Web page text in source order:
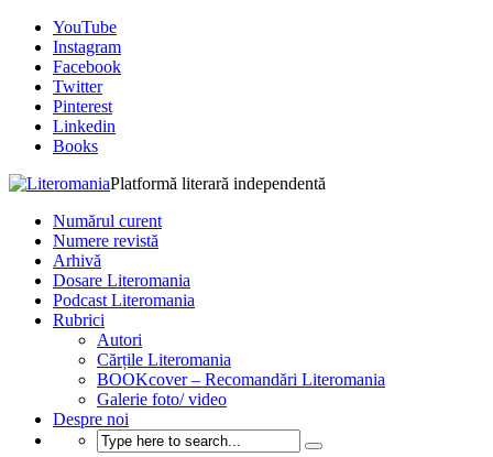
YouTube
Instagram
Facebook
Twitter
Pinterest
Linkedin
Books
Platformă literară independentă
Numărul curent
Numere revistă
Arhivă
Dosare Literomania
Podcast Literomania
Rubrici
Autori
Cărțile Literomania
BOOKcover – Recomandări Literomania
Galerie foto/ video
Despre noi